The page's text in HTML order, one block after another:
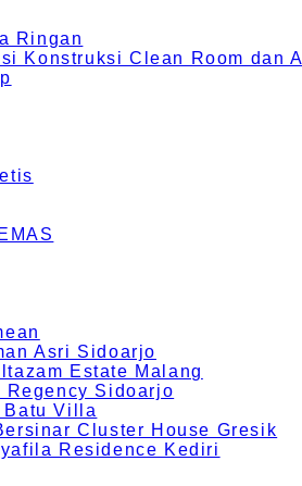
Ringan
Konstruksi Clean Room dan
Asri Sidoarjo
Estate Malang
Regency Sidoarjo
Batu Villa
Cluster House Gresik
Residence Kediri